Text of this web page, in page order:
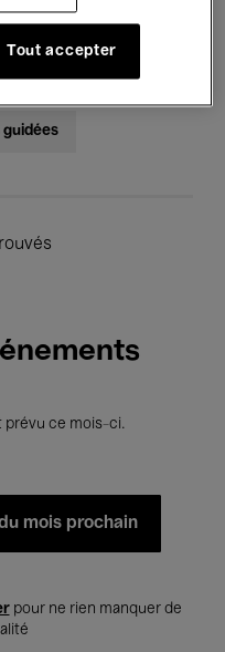
guidées
prévu ce mois-ci.
mois prochain
pour ne rien manquer de
Tout accepter